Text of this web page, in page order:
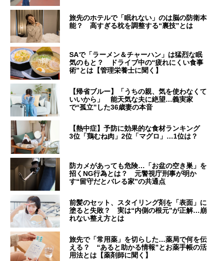
旅先のホテルで「眠れない」のは脳の防衛本
能？ 高すぎる枕を調整する“裏技”とは
SAで「ラーメン＆チャーハン」は猛烈な眠
気のもと？ ドライブ中の“疲れにくい食事
術”とは【管理栄養士に聞く】
【帰省ブルー】「うちの親、気を使わなくて
いいから」 能天気な夫に絶望…義実家
で“孤立”した36歳妻の本音
【熱中症】予防に効果的な食材ランキング
3位「鶏むね肉」2位「マグロ」…1位は？
防カメがあっても危険…「お盆の空き巣」を
招くNG行為とは？ 元警視庁刑事が明か
す“留守だとバレる家”の共通点
前髪のセット、スタイリング剤を「表面」に
塗ると失敗？ 実は“内側の根元”が正解…崩
れない整え方とは
旅先で「常用薬」を切らした…薬局で何を伝
える？ “あると助かる情報”とお薬手帳の活
用法とは【薬剤師に聞く】